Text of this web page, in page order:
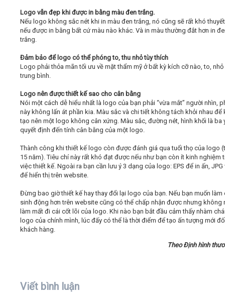
Logo vẫn đẹp khi được in bằng màu đen trắng.
Nếu logo không sắc nét khi in màu đen trắng, nó cũng sẽ rất khó
nếu được in bằng bất cứ màu nào khác. Và in màu thường đắt hơn in
trắng.
Đảm bảo để logo có thể phóng to, thu nhỏ tùy thích
Logo phải thỏa mãn tối ưu về mặt thẩm mỹ ở bất kỳ kích cỡ nào, to, nhỏ
trung bình.
Logo nên được thiết kế sao cho cân bằng
Nói một cách dễ hiểu nhất là logo của bạn phải “vừa mắt” người nhìn,
này không lấn át phần kia. Màu sắc và chi tiết không tách khỏi nhau để
tạo nên một logo không cân xứng. Màu sắc, đường nét, hình khối là ba
quyết định đến tính cân bằng của một logo.
Thành công khi thiết kế logo còn được đánh giá qua tuổi thọ của logo
15 năm). Tiêu chí này rất khó đạt được nếu như bạn còn ít kinh nghiệm
việc thiết kế. Ngoài ra bạn cần lưu ý 3 dạng của logo: EPS để in ấn, JPG
để hiển thị trên website.
Đừng bao giờ thiết kế hay thay đổi lại logo của bạn. Nếu bạn muốn làm
sinh động hơn trên website cũng có thể chấp nhận được nhưng không
làm mất đi cái cốt lõi của logo. Khi nào bạn bắt đầu cảm thấy nhàm
logo của chính mình, lúc đấy có thể là thời điểm để tạo ấn tượng mới
khách hàng.
Theo Định hình
Viết bình luận